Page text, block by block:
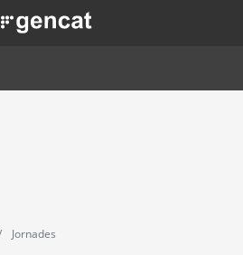
Vés
al
. Obre en una nova finestra.
Jornades